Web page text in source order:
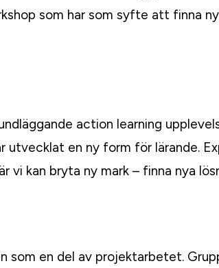
som har som syfte att finna
action learning
utvecklat en ny form för lärande.
kan bryta ny mark – finna nya
som en del av projektarbetet.